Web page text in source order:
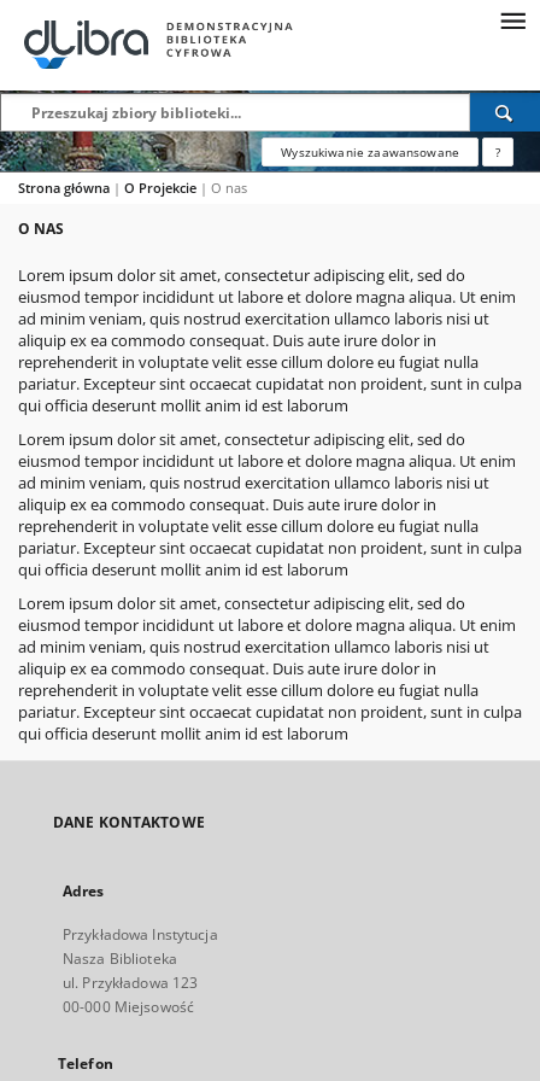
Wyszukiwanie zaawansowane ?
Strona główna | O Projekcie | O nas
O NAS
Lorem ipsum dolor sit amet, consectetur adipiscing elit, sed do
eiusmod tempor incididunt ut labore et dolore magna aliqua. Ut enim
ad minim veniam, quis nostrud exercitation ullamco laboris nisi ut
aliquip ex ea commodo consequat. Duis aute irure dolor in
reprehenderit in voluptate velit esse cillum dolore eu fugiat nulla
pariatur. Excepteur sint occaecat cupidatat non proident, sunt in culpa
qui officia deserunt mollit anim id est laborum
Lorem ipsum dolor sit amet, consectetur adipiscing elit, sed do
eiusmod tempor incididunt ut labore et dolore magna aliqua. Ut enim
ad minim veniam, quis nostrud exercitation ullamco laboris nisi ut
aliquip ex ea commodo consequat. Duis aute irure dolor in
reprehenderit in voluptate velit esse cillum dolore eu fugiat nulla
pariatur. Excepteur sint occaecat cupidatat non proident, sunt in culpa
qui officia deserunt mollit anim id est laborum
Lorem ipsum dolor sit amet, consectetur adipiscing elit, sed do
eiusmod tempor incididunt ut labore et dolore magna aliqua. Ut enim
ad minim veniam, quis nostrud exercitation ullamco laboris nisi ut
aliquip ex ea commodo consequat. Duis aute irure dolor in
reprehenderit in voluptate velit esse cillum dolore eu fugiat nulla
pariatur. Excepteur sint occaecat cupidatat non proident, sunt in culpa
qui officia deserunt mollit anim id est laborum
DANE KONTAKTOWE
Adres
Przykładowa Instytucja
Nasza Biblioteka
ul. Przykładowa 123
00-000 Miejsowość
Telefon